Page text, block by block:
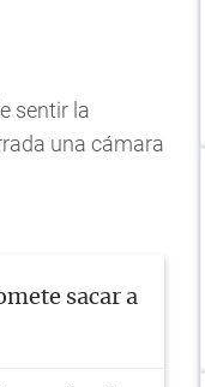
sentir la
una cámara
sacar a